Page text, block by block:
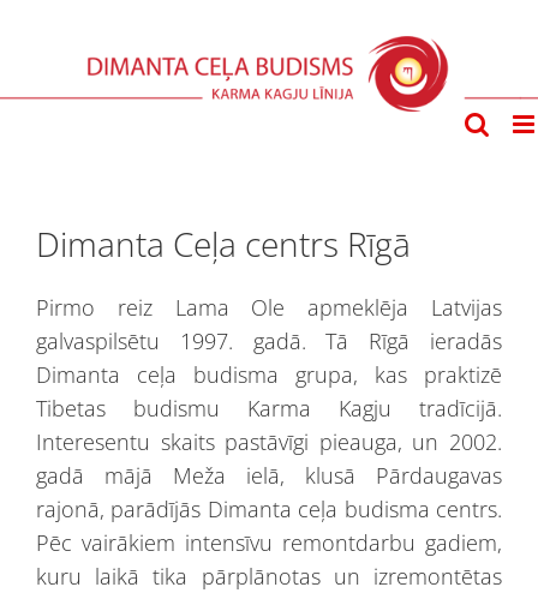
Dimanta Ceļa centrs Rīgā
Pirmo reiz Lama Ole apmeklēja Latvijas
galvaspilsētu 1997. gadā. Tā Rīgā ieradās
Dimanta ceļa budisma grupa, kas praktizē
Tibetas budismu Karma Kagju tradīcijā.
Interesentu skaits pastāvīgi pieauga, un 2002.
gadā mājā Meža ielā, klusā Pārdaugavas
rajonā, parādījās Dimanta ceļa budisma centrs.
Pēc vairākiem intensīvu remontdarbu gadiem,
kuru laikā tika pārplānotas un izremontētas